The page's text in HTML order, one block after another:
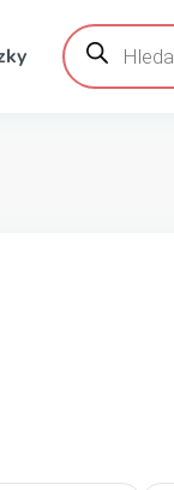
Products
search